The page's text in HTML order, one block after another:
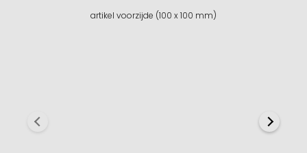
artikel voorzijde (100 x 100 mm)